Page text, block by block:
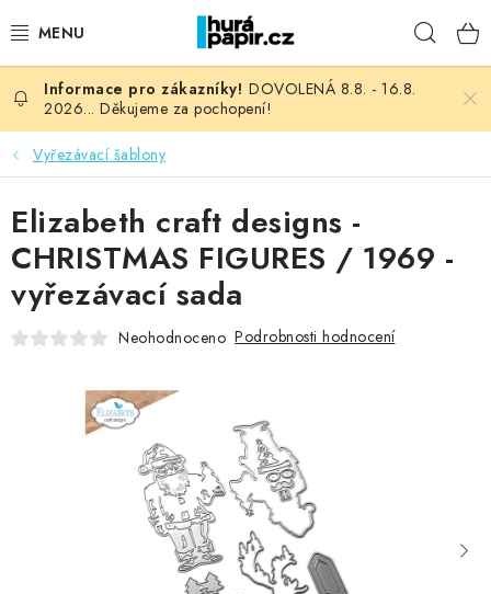
na
NOVINKY
HURÁ DÍLNA
VŠECHNO ZBOŽÍ
KNIHAŘSKÝ MATERIÁL
FOTORECENZE
MOJE OBJEDNÁVKA
DOVOLENÁ 8.8. - 16.8.
2026... Děkujeme za pochopení!
Vyřezávací šablony
Elizabeth craft designs -
CHRISTMAS FIGURES / 1969 -
vyřezávací sada
Neohodnoceno Podrobnosti hodnocení